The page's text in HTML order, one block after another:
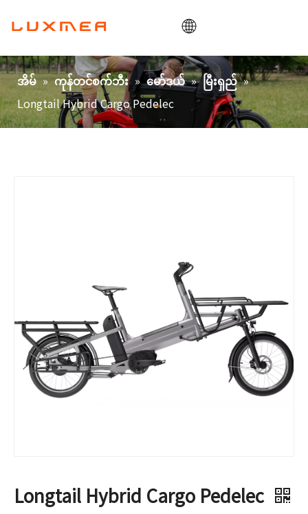
အိမ်
ကုမ္ပဏီ
ကုန်တင်ဘီး
အိမ် » ကုန်တင်စက်ဘီး » မော်ဒယ် » မြီးရှည် »
Longtail Hybrid Cargo Pedelec
Longtail Hybrid Cargo Pedelec